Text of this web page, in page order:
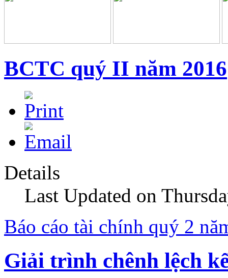
BCTC quý II năm 2016
Details
Last Updated on
Báo cáo tài chính quý 2
Giải trình chênh lệch